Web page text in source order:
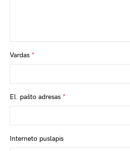
Vardas *
El. pašto adresas *
Interneto puslapis